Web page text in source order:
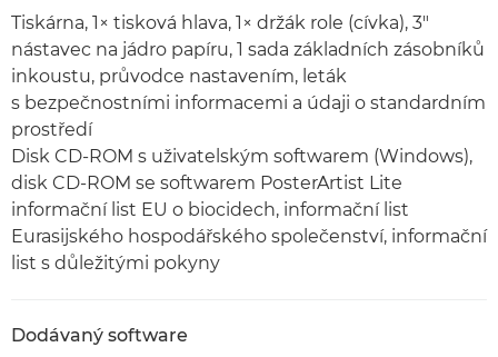
Tiskárna, 1× tisková hlava, 1× držák role (cívka), 3"
nástavec na jádro papíru, 1 sada základních zásobníků
inkoustu, průvodce nastavením, leták
s bezpečnostními informacemi a údaji o standardním
prostředí
Disk CD-ROM s uživatelským softwarem (Windows),
disk CD-ROM se softwarem PosterArtist Lite
informační list EU o biocidech, informační list
Eurasijského hospodářského společenství, informační
list s důležitými pokyny
Dodávaný software